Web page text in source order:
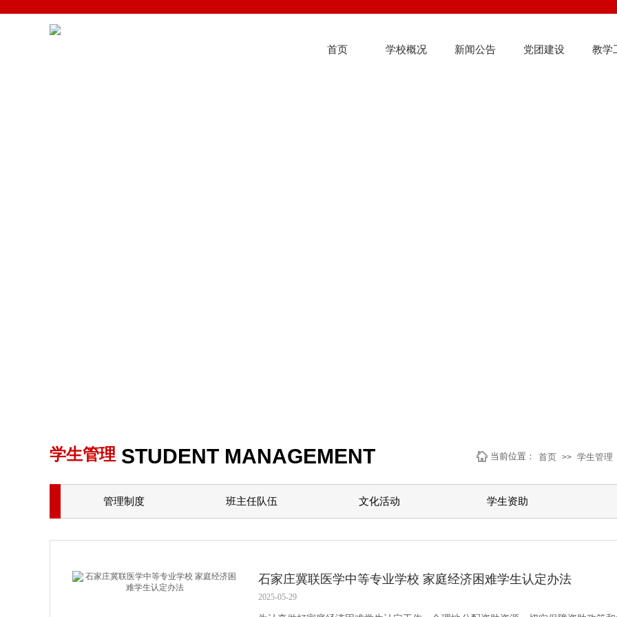
首页 学校概况 新闻公告 党团建设 教学
当前位置： 首页 >> 学生管理
STUDENT MANAGEMENT
学生管理
管理制度 班主任队伍 文化活动 学生资助
石家庄冀联医学中等专业学校 家庭经济困难学生认定办法
2025-05-29